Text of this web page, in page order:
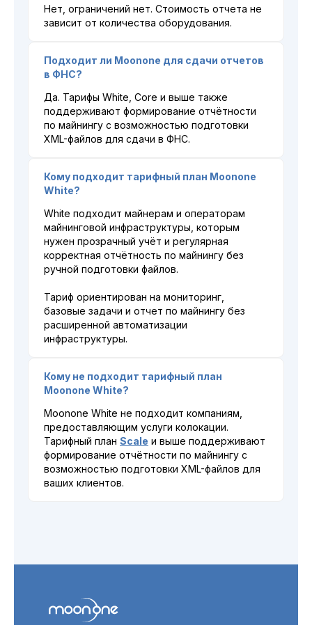
Нет, ограничений нет. Стоимость отчета не
зависит от количества оборудования.
Подходит ли Moonone для сдачи отчетов
в ФНС?
Да. Тарифы White, Core и выше также
поддерживают формирование отчётности
по майнингу с возможностью подготовки
XML-файлов для сдачи в ФНС.
Кому подходит тарифный план Moonone
White?
White подходит майнерам и операторам
майнинговой инфраструктуры, которым
нужен прозрачный учёт и регулярная
корректная отчётность по майнингу без
ручной подготовки файлов.
Тариф ориентирован на мониторинг,
базовые задачи и отчет по майнингу без
расширенной автоматизации
инфраструктуры.
Кому не подходит тарифный план
Moonone White?
Moonone White не подходит компаниям,
предоставляющим услуги колокации.
Тарифный план Scale и выше поддерживают
формирование отчётности по майнингу с
возможностью подготовки XML-файлов для
ваших клиентов.